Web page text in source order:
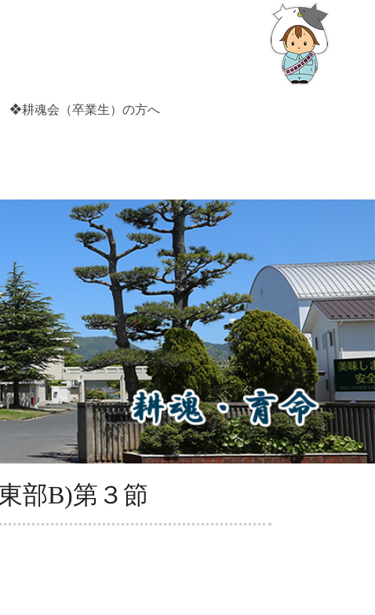
❖耕魂会（卒業生）の方へ
部B)第３節